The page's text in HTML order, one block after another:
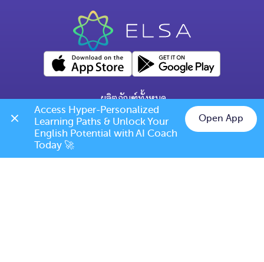
ผลิตภัณฑ์ทั้งหมด
คำถามทั่วไป
ข้อกำหนดการเปลี่ยนแปลง/ยกเลิก
เบอร์โทร: (+66) 020385810
Chat on LINE
Access Hyper-Personalized
Learning Paths & Unlock Your
English Potential with AI Coach
Today 🚀
Open App